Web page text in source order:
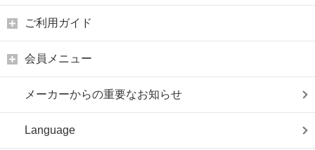
ご利用ガイド
会員メニュー
メーカーからの重要なお知らせ
Language